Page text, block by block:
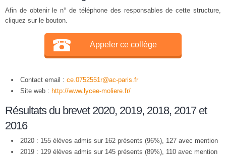
Afin de obtenir le n° de téléphone des responsables de cette structure,
cliquez sur le bouton.
Appeler ce collège
Contact email : ce.0752551r@ac-paris.fr
Site web : http://www.lycee-moliere.fr/
Résultats du brevet 2020, 2019, 2018, 2017 et
2016
2020 : 155 élèves admis sur 162 présents (96%), 127 avec mention
2019 : 129 élèves admis sur 145 présents (89%), 110 avec mention